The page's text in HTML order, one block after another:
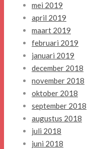
mei 2019
april 2019
maart 2019
februari 2019
januari 2019
december 2018
november 2018
oktober 2018
september 2018
augustus 2018
juli 2018
juni 2018